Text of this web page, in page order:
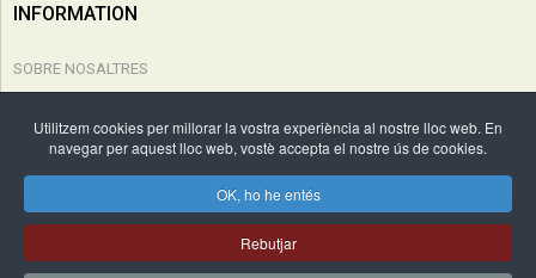
INFORMATION
SOBRE NOSALTRES
CONDICIONS COMPRA
Copyright © 2026 Edicions Cal·lígraf. Tots els drets reservats. by
WebActualizable.com
Utilitzem cookies per millorar la vostra experiència al nostre lloc web. En
navegar per aquest lloc web, vostè accepta el nostre ús de cookies.
OK, ho he entés
Rebutjar